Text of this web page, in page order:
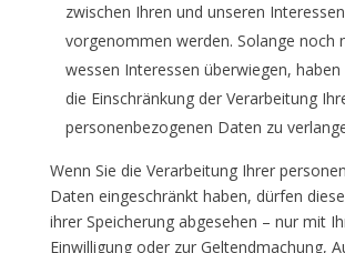
zwischen Ihren und unseren Interessen
vorgenommen werden. Solange noch
wessen Interessen überwiegen, haben
die Einschränkung der Verarbeitung
personenbezogenen Daten zu
Wenn Sie die Verarbeitung Ihrer
Daten eingeschränkt haben, dürfen
ihrer Speicherung abgesehen – nur mit
Einwilligung oder zur Geltendmachung,